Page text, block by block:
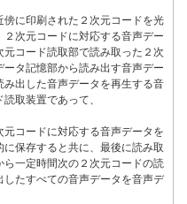
に印刷された２次元コードを光
次元コードに対応する音声デー
コード読取部で読み取った２次
タ記憶部から読み出す音声デー
出した音声データを再生する音
取装置であって、
コードに対応する音声データを
保存すると共に、最後に読み取
一定時間次の２次元コードの読
たすべての音声データを音声デ